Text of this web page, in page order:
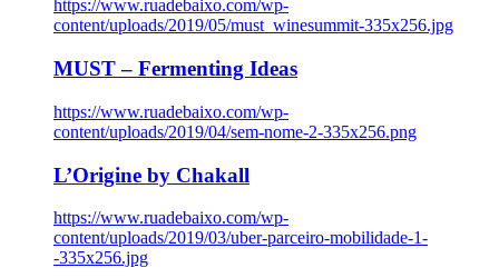
https://www.ruadebaixo.com/wp-
content/uploads/2019/05/must_winesummit-335x256.jpg
MUST – Fermenting Ideas
https://www.ruadebaixo.com/wp-
content/uploads/2019/04/sem-nome-2-335x256.png
L’Origine by Chakall
https://www.ruadebaixo.com/wp-
content/uploads/2019/03/uber-parceiro-mobilidade-1-
-335x256.jpg